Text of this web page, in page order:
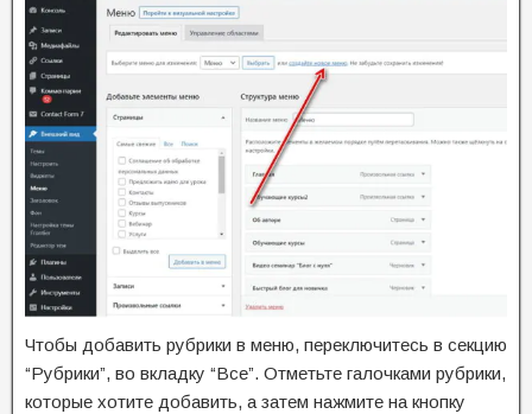
Чтобы добавить рубрики в меню, переключитесь в секцию
“Рубрики”, во вкладку “Все”. Отметьте галочками рубрики,
которые хотите добавить, а затем нажмите на кнопку